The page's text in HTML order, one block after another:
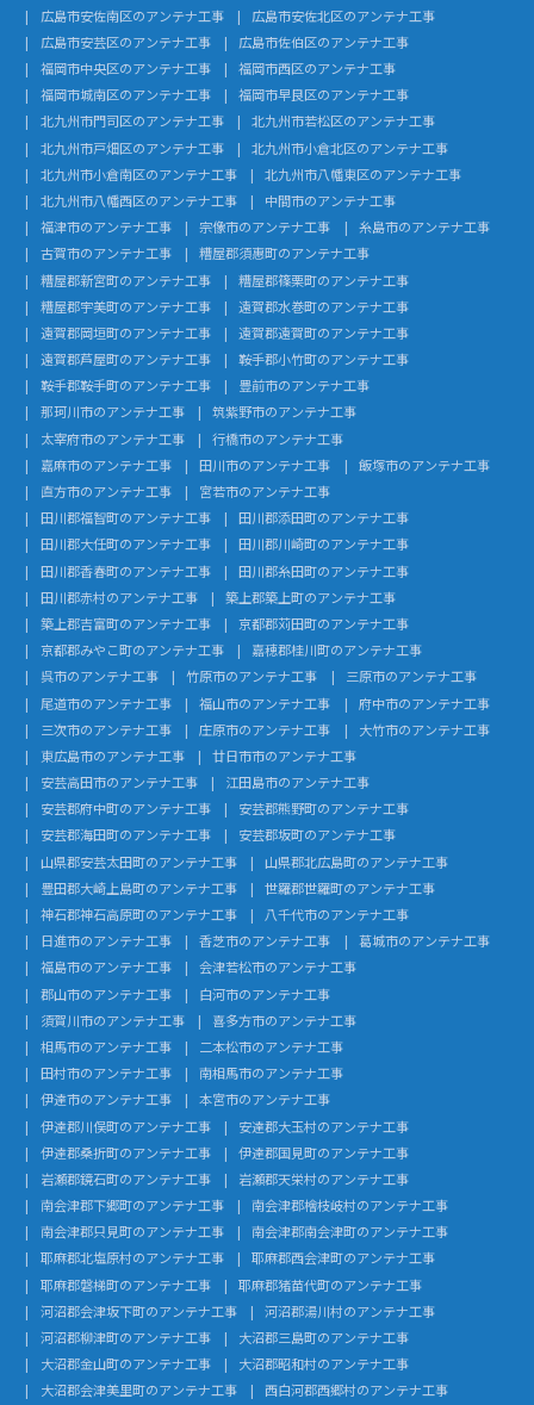
広島市安佐南区のアンテナ工事
広島市安佐北区のアンテナ工事
広島市安芸区のアンテナ工事
広島市佐伯区のアンテナ工事
福岡市中央区のアンテナ工事
福岡市西区のアンテナ工事
福岡市城南区のアンテナ工事
福岡市早良区のアンテナ工事
北九州市門司区のアンテナ工事
北九州市若松区のアンテナ工事
北九州市戸畑区のアンテナ工事
北九州市小倉北区のアンテナ工事
北九州市小倉南区のアンテナ工事
北九州市八幡東区のアンテナ工事
北九州市八幡西区のアンテナ工事
中間市のアンテナ工事
福津市のアンテナ工事
宗像市のアンテナ工事
糸島市のアンテナ工事
古賀市のアンテナ工事
糟屋郡須惠町のアンテナ工事
糟屋郡新宮町のアンテナ工事
糟屋郡篠栗町のアンテナ工事
糟屋郡宇美町のアンテナ工事
遠賀郡水巻町のアンテナ工事
遠賀郡岡垣町のアンテナ工事
遠賀郡遠賀町のアンテナ工事
遠賀郡芦屋町のアンテナ工事
鞍手郡小竹町のアンテナ工事
鞍手郡鞍手町のアンテナ工事
豊前市のアンテナ工事
那珂川市のアンテナ工事
筑紫野市のアンテナ工事
太宰府市のアンテナ工事
行橋市のアンテナ工事
嘉麻市のアンテナ工事
田川市のアンテナ工事
飯塚市のアンテナ工事
直方市のアンテナ工事
宮若市のアンテナ工事
田川郡福智町のアンテナ工事
田川郡添田町のアンテナ工事
田川郡大任町のアンテナ工事
田川郡川崎町のアンテナ工事
田川郡香春町のアンテナ工事
田川郡糸田町のアンテナ工事
田川郡赤村のアンテナ工事
築上郡築上町のアンテナ工事
築上郡吉富町のアンテナ工事
京都郡苅田町のアンテナ工事
京都郡みやこ町のアンテナ工事
嘉穂郡桂川町のアンテナ工事
呉市のアンテナ工事
竹原市のアンテナ工事
三原市のアンテナ工事
尾道市のアンテナ工事
福山市のアンテナ工事
府中市のアンテナ工事
三次市のアンテナ工事
庄原市のアンテナ工事
大竹市のアンテナ工事
東広島市のアンテナ工事
廿日市市のアンテナ工事
安芸高田市のアンテナ工事
江田島市のアンテナ工事
安芸郡府中町のアンテナ工事
安芸郡熊野町のアンテナ工事
安芸郡海田町のアンテナ工事
安芸郡坂町のアンテナ工事
山県郡安芸太田町のアンテナ工事
山県郡北広島町のアンテナ工事
豊田郡大崎上島町のアンテナ工事
世羅郡世羅町のアンテナ工事
神石郡神石高原町のアンテナ工事
八千代市のアンテナ工事
日進市のアンテナ工事
香芝市のアンテナ工事
葛城市のアンテナ工事
福島市のアンテナ工事
会津若松市のアンテナ工事
郡山市のアンテナ工事
白河市のアンテナ工事
須賀川市のアンテナ工事
喜多方市のアンテナ工事
相馬市のアンテナ工事
二本松市のアンテナ工事
田村市のアンテナ工事
南相馬市のアンテナ工事
伊達市のアンテナ工事
本宮市のアンテナ工事
伊達郡川俣町のアンテナ工事
安達郡大玉村のアンテナ工事
伊達郡桑折町のアンテナ工事
伊達郡国見町のアンテナ工事
岩瀬郡鏡石町のアンテナ工事
岩瀬郡天栄村のアンテナ工事
南会津郡下郷町のアンテナ工事
南会津郡檜枝岐村のアンテナ工事
南会津郡只見町のアンテナ工事
南会津郡南会津町のアンテナ工事
耶麻郡北塩原村のアンテナ工事
耶麻郡西会津町のアンテナ工事
耶麻郡磐梯町のアンテナ工事
耶麻郡猪苗代町のアンテナ工事
河沼郡会津坂下町のアンテナ工事
河沼郡湯川村のアンテナ工事
河沼郡柳津町のアンテナ工事
大沼郡三島町のアンテナ工事
大沼郡金山町のアンテナ工事
大沼郡昭和村のアンテナ工事
大沼郡会津美里町のアンテナ工事
西白河郡西郷村のアンテナ工事